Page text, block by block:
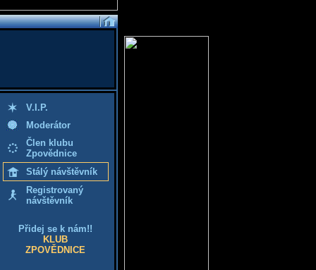
V.I.P.
Moderátor
Člen klubu
Zpovědnice
Stálý návštěvník
Registrovaný
návštěvník
Přidej se k nám!!
KLUB
ZPOVĚDNICE